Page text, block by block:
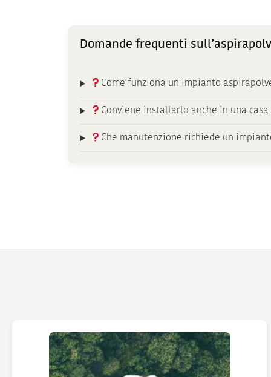
Domande frequenti
Come funziona un impianto
Conviene installarlo anche in una
Che manutenzione richiede un